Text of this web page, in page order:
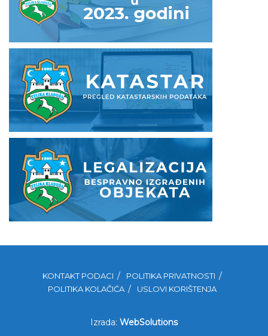
KONTAKT PODACI
POLITIKA PRIVATNOSTI
POLITIKA KOLAČIĆA
USLOVI KORIŠTENJA
Izrada: WebSolutions